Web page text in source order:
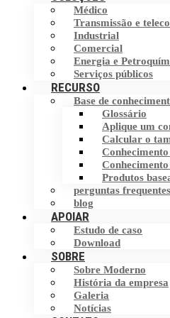
Chave de transferência estática
Armazenamento de energia
Filtro Harmônico
Dispositivo de Correção do Fator
Potência (PFC)
Eliminador de corrente neutra
Dispositivo de proteção contra
Médico
Transmissão e
Industrial
Comercial
Energia e
Serviços públicos
RECURSO
Base de
Glossário
Aplique um
Calcular o
Produtos
perguntas frequentes
blog
APOIAR
Estudo de caso
Download
SOBRE
Sobre Moderno
História da empresa
Galeria
Notícias